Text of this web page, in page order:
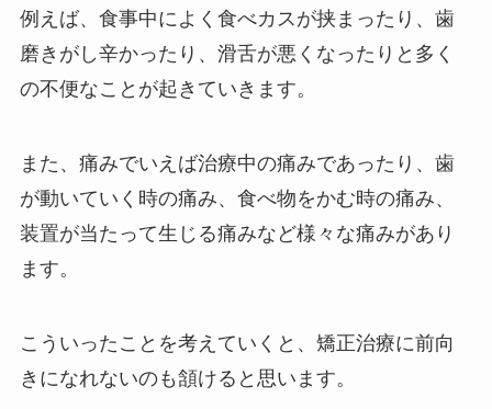
例えば、食事中によく食べカスが挟まったり、歯
磨きがし辛かったり、滑舌が悪くなったりと多く
の不便なことが起きていきます。
また、痛みでいえば治療中の痛みであったり、歯
が動いていく時の痛み、食べ物をかむ時の痛み、
装置が当たって生じる痛みなど様々な痛みがあり
ます。
こういったことを考えていくと、矯正治療に前向
きになれないのも頷けると思います。